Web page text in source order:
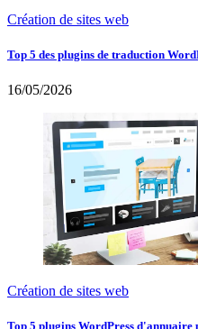
Création de sites web
Top 5 des plugins de traduction
16/05/2026
Création de sites web
Top 5 plugins WordPress d'annuaire